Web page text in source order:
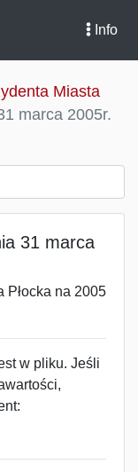
Info
Miasta
marca 2005r.
31 marca
Płocka na 2005
w pliku. Jeśli